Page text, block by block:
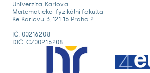
Univerzita Karlova
Matematicko-fyzikální fakulta
Ke Karlovu 3, 121 16 Praha 2
IČ: 00216208
DIČ: CZ00216208